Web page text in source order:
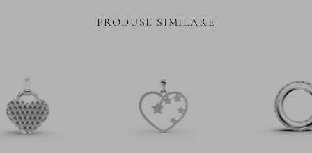
PRODUSE SIMILARE